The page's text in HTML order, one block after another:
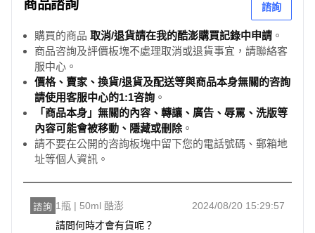
商品諮詢 諮詢
購買的商品 取消/退貨請在我的酷澎購買記錄中申請 。
商品咨詢及評價板塊不處理取消或退貨事宜，請聯絡客
服中心。
價格、賣家、換貨/退貨及配送等與商品本身無關的咨詢
請使用客服中心的1:1咨詢 。
「商品本身」無關的內容、轉讓、廣告、辱罵、洗版等
內容可能會被移動、隱藏或刪除。
請不要在公開的咨詢板塊中留下您的電話號碼、郵箱地
址等個人資訊。
諮詢 1瓶 | 50ml 酷澎
2024/08/20 15:29:57
請問何時才會有貨呢？